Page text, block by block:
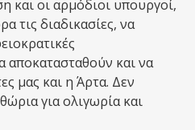
οι αρμόδιοι υπουργοί,
τις διαδικασίες, να
αποκατασταθούν και να
μας και η Άρτα. Δεν
για ολιγωρία και